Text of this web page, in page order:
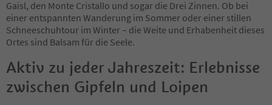
Gaisl, den Monte Cristallo und sogar die Drei Zinnen. Ob bei
einer entspannten Wanderung im Sommer oder einer stillen
Schneeschuhtour im Winter – die Weite und Erhabenheit dieses
Ortes sind Balsam für die Seele.
Aktiv zu jeder Jahreszeit: Erlebnisse
zwischen Gipfeln und Loipen